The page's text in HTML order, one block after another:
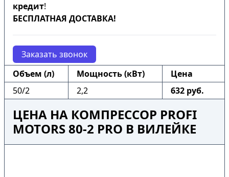
кредит!
БЕСПЛАТНАЯ ДОСТАВКА!
Заказать звонок
Объем (л)
Мощность (кВт)
Цена
50/2
2,2 632 руб.
ЦЕНА НА КОМПРЕССОР PROFI
MOTORS 80-2 PRO В ВИЛЕЙКЕ